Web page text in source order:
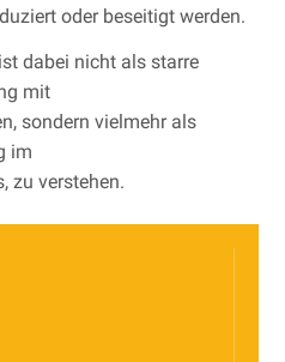
oder beseitigt werden.
dabei nicht als starre
mit
sondern vielmehr als
im
zu verstehen.